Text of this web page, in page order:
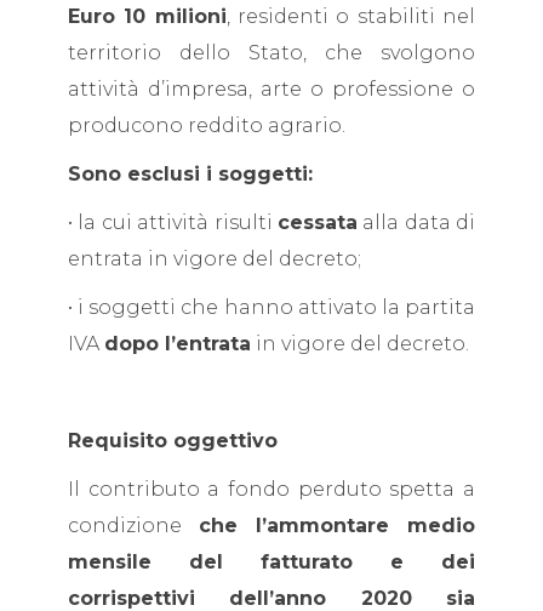
Euro 10 milioni, residenti o stabiliti nel
territorio dello Stato, che svolgono
attività d’impresa, arte o professione o
producono reddito agrario.
Sono esclusi i soggetti:
• la cui attività risulti cessata alla data di
entrata in vigore del decreto;
• i soggetti che hanno attivato la partita
IVA dopo l’entrata in vigore del decreto.
Requisito oggettivo
Il contributo a fondo perduto spetta a
condizione che l’ammontare medio
mensile del fatturato e dei
corrispettivi dell’anno 2020 sia